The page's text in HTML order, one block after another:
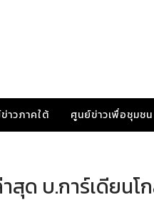
าวภาคใต้ ศูนย์ข่าวเพื่อชุมชน
าสุด บ.การ์เดีย